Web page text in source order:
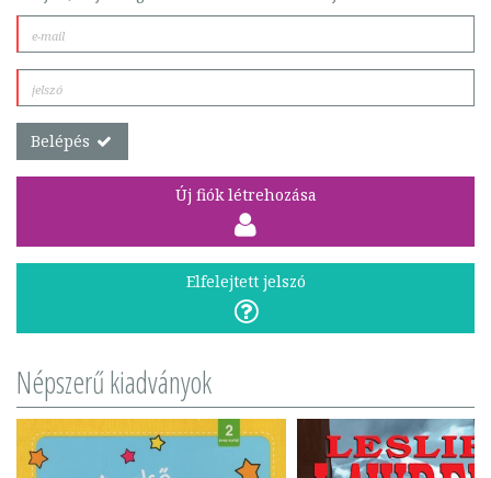
Belépés
Új fiók létrehozása
Elfelejtett jelszó
Népszerű kiadványok